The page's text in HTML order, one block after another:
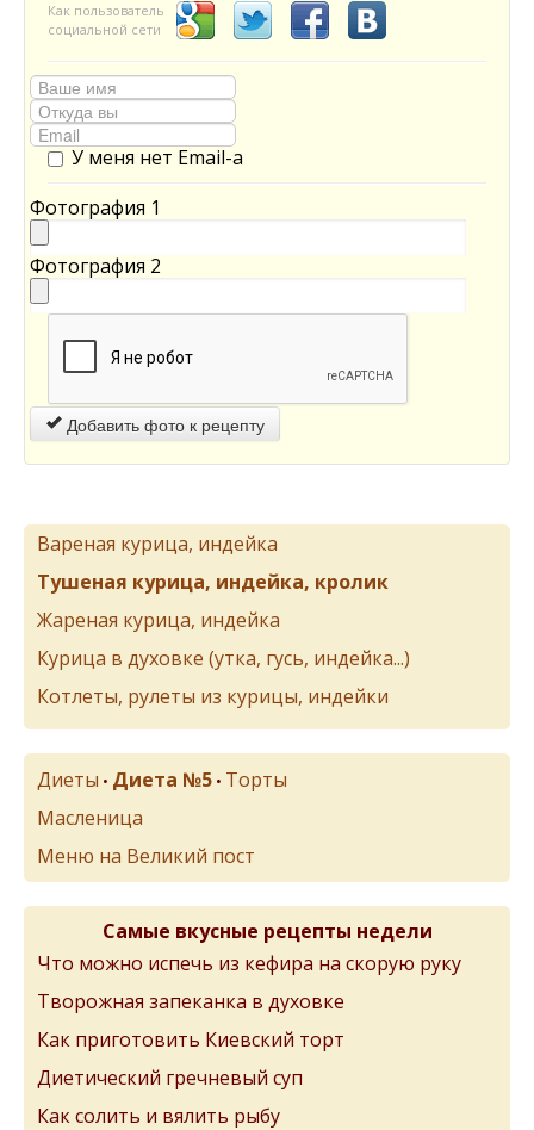
Как пользователь
социальной сети
У меня нет Email-а
Фотография 1
Фотография 2
Добавить фото к рецепту
Вареная курица, индейка
Тушеная курица, индейка, кролик
Жареная курица, индейка
Курица в духовке (утка, гусь, индейка...)
Котлеты, рулеты из курицы, индейки
Диеты • Диета №5 • Торты
Масленица
Меню на Великий пост
Самые вкусные рецепты недели
Что можно испечь из кефира на скорую руку
Творожная запеканка в духовке
Как приготовить Киевский торт
Диетический гречневый суп
Как солить и вялить рыбу